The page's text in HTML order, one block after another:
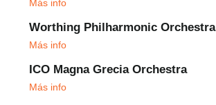
Más info
Worthing Philharmonic Orchestra
Más info
ICO Magna Grecia Orchestra
Más info